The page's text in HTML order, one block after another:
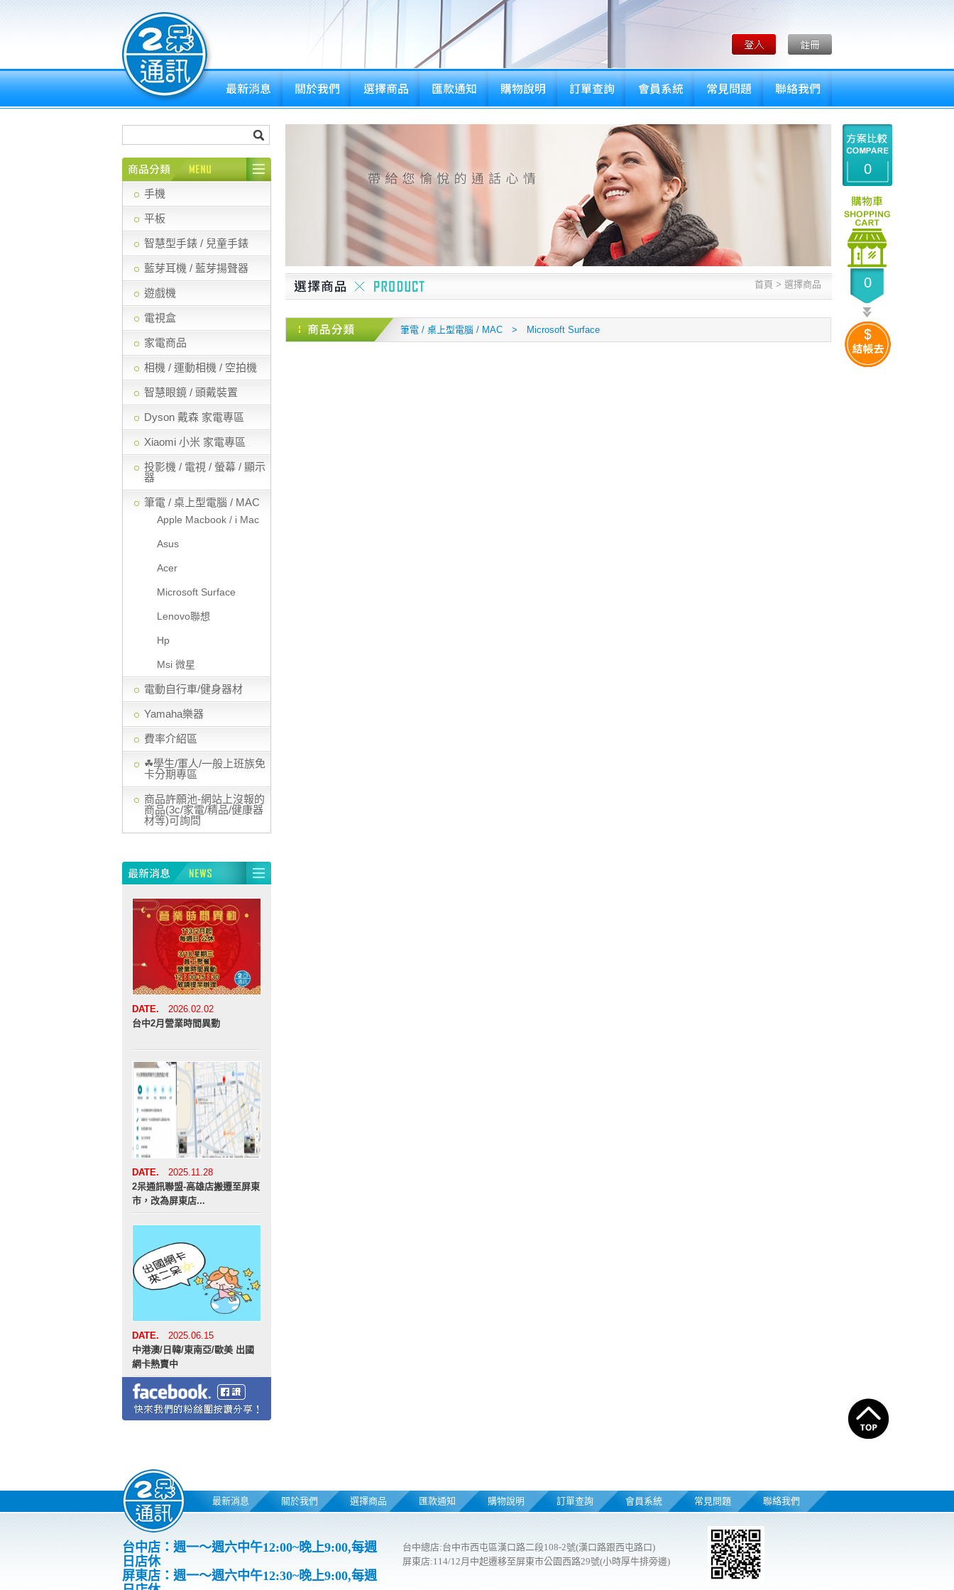
首頁 > 選擇商品
手機
平板
智慧型手錶 / 兒童手錶
藍芽耳機 / 藍芽揚聲器
遊戲機
電視盒
家電商品
相機 / 運動相機 / 空拍機
智慧眼鏡 / 頭戴裝置
Dyson 戴森 家電專區
Xiaomi 小米 家電專區
投影機 / 電視 / 螢幕 / 顯示
器
筆電 / 桌上型電腦 / MAC
Apple Macbook / i Mac
Asus
Acer
Microsoft Surface
Lenovo聯想
Hp
Msi 微星
電動自行車/健身器材
Yamaha樂器
費率介紹區
☘學生/軍人/一般上班族免
卡分期專區
商品許願池-網站上沒報的
商品(3c/家電/精品/健康器
材等)可詢問
DATE. 2026.02.02
台中2月營業時間異動
DATE. 2025.11.28
2呆通訊聯盟-高雄店搬遷至屏東
市，改為屏東店...
DATE. 2025.06.15
中港澳/日韓/東南亞/歐美 出國
網卡熱賣中
筆電 / 桌上型電腦 / MAC > Microsoft Surface
0
0
最新消息 關於我們 選擇商品 匯款通知 購物說明 訂單查詢 會員系統 常見問題 聯絡我們
台中總店:台中市西屯區漢口路二段108-2號(漢口路跟西屯路口)
屏東店:114/12月中起遷移至屏東市公園西路29號(小時厚牛排旁邊)
台中店：週一～週六中午12:00~晚上9:00,每週
日店休
屏東店：週一～週六中午12:30~晚上9:00,每週